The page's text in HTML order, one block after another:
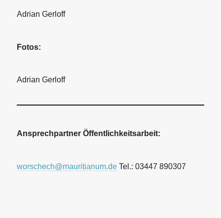
Adrian Gerloff
Fotos:
Adrian Gerloff
Ansprechpartner Öffentlichkeitsarbeit:
worschech@mauritianum.deTel.: 03447 890307